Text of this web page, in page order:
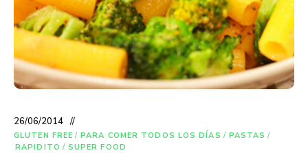
26/06/2014
GLUTEN FREE / PARA COMER TODOS LOS DÍAS / PASTAS /
RAPIDITO / SUPER FOOD